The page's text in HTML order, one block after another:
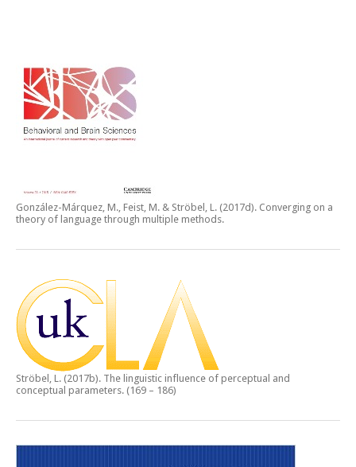
González-Márquez, M., Feist, M. & Ströbel, L. (2017d). Converging on a
theory of language through multiple methods.
Ströbel, L. (2017b). The linguistic influence of perceptual and
conceptual parameters. (169 – 186)